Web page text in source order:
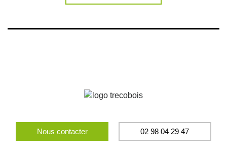
Nous contacter 02 98 04 29 47